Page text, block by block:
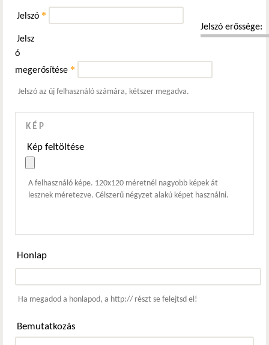
Jelszó erőssége:
Jelszó *
Jelsz
ó
megerősítése *
Jelszó az új felhasználó számára, kétszer megadva.
KÉP
Kép feltöltése
A felhasználó képe. 120x120 méretnél nagyobb képek át
lesznek méretezve. Célszerű négyzet alakú képet használni.
Honlap
Ha megadod a honlapod, a http:// részt se felejtsd el!
Bemutatkozás